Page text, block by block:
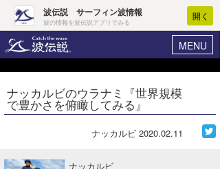
波伝説 サーフィン波情報
波の情報を波伝説アプリでみる
開く
MENU
ヘルプ マイホーム
ログイン
波情報･概況
ナッカルビのウラナミ『世界規模
で豊かさを俯瞰してみる』
ナッカルビ 2020.02.11
ナッカルビ
Core Surf Japan